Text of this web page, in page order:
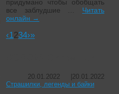
придумано чтобы обобщать
все заблудшие … Читать
онлайн →
20.01.2022
20.01.2022
Страшилки, легенды и байки
‹1234›»